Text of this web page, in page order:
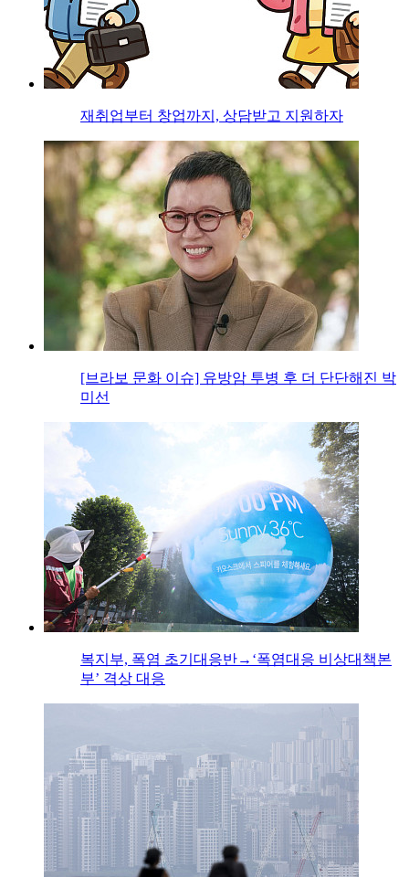
재취업부터 창업까지, 상담받고 지원하자
[브라보 문화 이슈] 유방암 투병 후 더 단단해진 박
미선
복지부, 폭염 초기대응반→‘폭염대응 비상대책본
부’ 격상 대응